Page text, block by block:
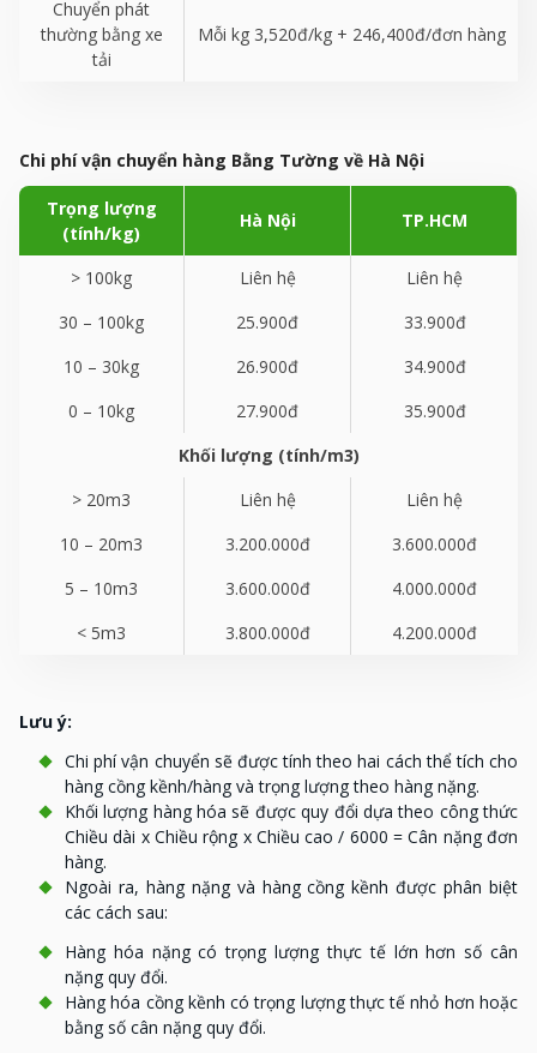
Chuyển phát
thường bằng xe
tải
Mỗi kg 3,520đ/kg + 246,400đ/đơn hàng
Chi phí vận chuyển hàng Bằng Tường về Hà Nội
Trọng lượng
(tính/kg)
Hà Nội TP.HCM
> 100kg Liên hệ
Liên hệ
30 – 100kg
25.900đ
33.900đ
10 – 30kg
26.900đ
34.900đ
0 – 10kg
27.900đ
35.900đ
Khối lượng (tính/m3)
> 20m3 Liên hệ
Liên hệ
10 – 20m3 3.200.000đ
3.600.000đ
5 – 10m3 3.600.000đ
4.000.000đ
< 5m3 3.800.000đ 4.200.000đ
Lưu ý:
Chi phí vận chuyển sẽ được tính theo hai cách thể tích cho
hàng cồng kềnh/hàng và trọng lượng theo hàng nặng.
Khối lượng hàng hóa sẽ được quy đổi dựa theo công thức
Chiều dài x Chiều rộng x Chiều cao / 6000 = Cân nặng đơn
hàng.
Ngoài ra, hàng nặng và hàng cồng kềnh được phân biệt
các cách sau:
Hàng hóa nặng có trọng lượng thực tế lớn hơn số cân
nặng quy đổi.
Hàng hóa cồng kềnh có trọng lượng thực tế nhỏ hơn hoặc
bằng số cân nặng quy đổi.